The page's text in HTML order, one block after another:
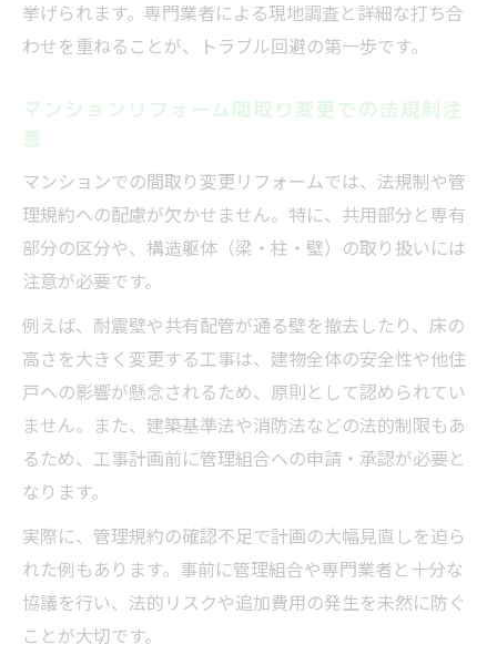
挙げられます。専門業者による現地調査と詳細な打ち合
わせを重ねることが、トラブル回避の第一歩です。
マンションリフォーム間取り変更での法規制注
意
マンションでの間取り変更リフォームでは、法規制や管
理規約への配慮が欠かせません。特に、共用部分と専有
部分の区分や、構造躯体（梁・柱・壁）の取り扱いには
注意が必要です。
例えば、耐震壁や共有配管が通る壁を撤去したり、床の
高さを大きく変更する工事は、建物全体の安全性や他住
戸への影響が懸念されるため、原則として認められてい
ません。また、建築基準法や消防法などの法的制限もあ
るため、工事計画前に管理組合への申請・承認が必要と
なります。
実際に、管理規約の確認不足で計画の大幅見直しを迫ら
れた例もあります。事前に管理組合や専門業者と十分な
協議を行い、法的リスクや追加費用の発生を未然に防ぐ
ことが大切です。